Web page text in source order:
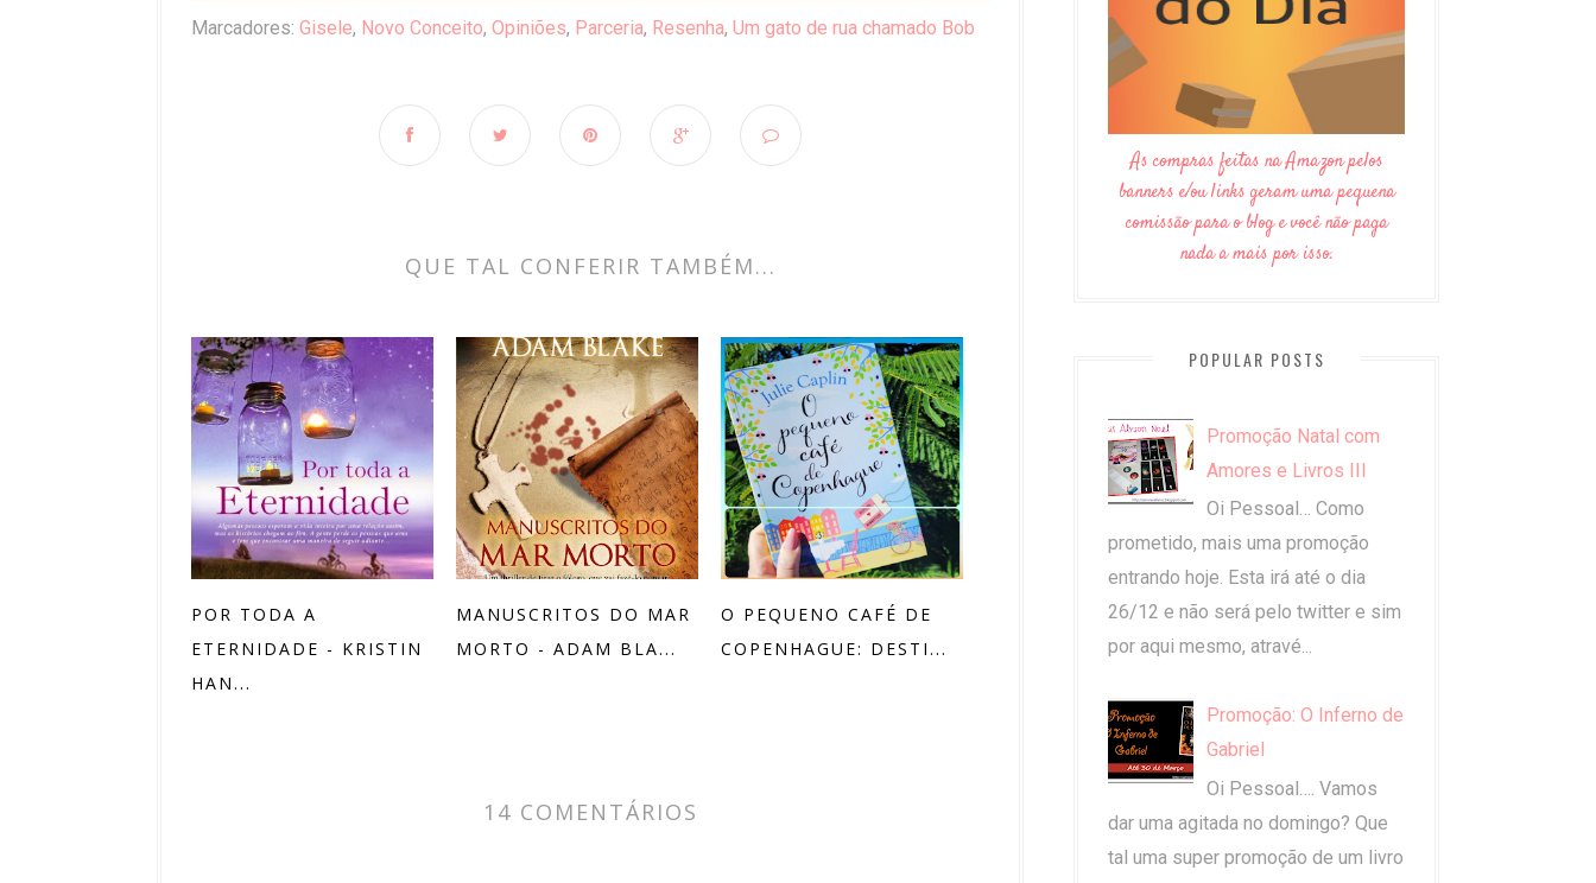
Marcadores: Gisele, Novo Conceito, Opiniões, Parceria, Resenha, Um gato de rua chamado Bob
QUE TAL CONFERIR TAMBÉM...
POR TODA A
ETERNIDADE - KRISTIN
HAN...
MANUSCRITOS DO MAR
MORTO - ADAM BLA...
O PEQUENO CAFÉ DE
COPENHAGUE: DESTI...
14 COMENTÁRIOS
As compras feitas na Amazon pelos
banners e/ou links geram uma pequena
comissão para o blog e você não paga
nada a mais por isso.
POPULAR POSTS
Promoção Natal com
Amores e Livros III
Oi Pessoal… Como
prometido, mais uma promoção
entrando hoje. Esta irá até o dia
26/12 e não será pelo twitter e sim
por aqui mesmo, atravé...
Promoção: O Inferno de
Gabriel
Oi Pessoal…. Vamos
dar uma agitada no domingo? Que
tal uma super promoção de um livro